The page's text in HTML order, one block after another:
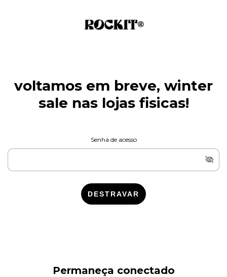
voltamos em breve, winter
sale nas lojas fisicas!
Senha de acesso
DESTRAVAR
Permaneça conectado